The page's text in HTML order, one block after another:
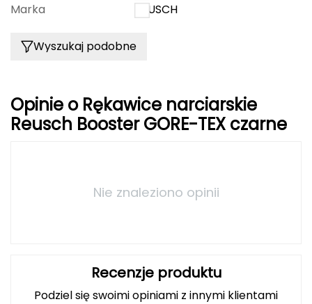
Hydrapak
Marka
REUSCH
Wyszukaj podobne
Opinie o Rękawice narciarskie
Reusch Booster GORE-TEX czarne
Nie znaleziono opinii
Recenzje produktu
Podziel się swoimi opiniami z innymi klientami